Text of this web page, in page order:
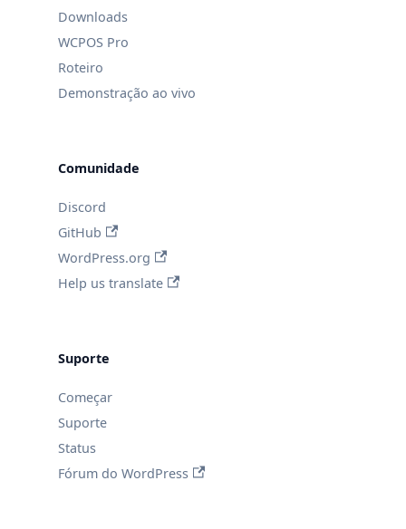
Downloads
WCPOS Pro
Roteiro
Demonstração ao vivo
Comunidade
Discord
GitHub
WordPress.org
Help us translate
Suporte
Começar
Suporte
Status
Fórum do WordPress